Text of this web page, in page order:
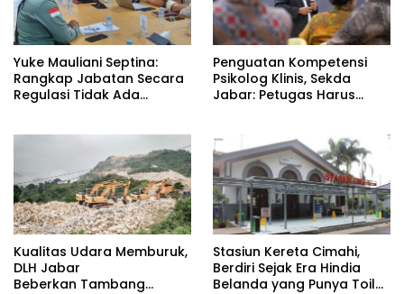
Yuke Mauliani Septina:
Rangkap Jabatan Secara
Regulasi Tidak Ada
Penguatan Kompetensi
Psikolog Klinis, Sekda
Jabar: Petugas Harus
Kualitas Udara Memburuk,
DLH Jabar
Beberkan Tambang
Stasiun Kereta Cimahi,
Berdiri Sejak Era Hindia
Belanda yang Punya Toilet